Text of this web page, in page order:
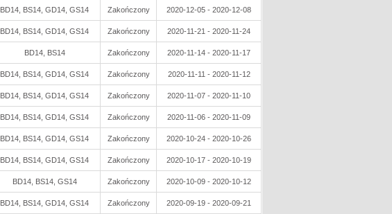
BD14, BS14, GD14, GS14 Zakończony 2020-12-05 - 2020-12-08
BD14, BS14, GD14, GS14 Zakończony 2020-11-21 - 2020-11-24
BD14, BS14 Zakończony 2020-11-14 - 2020-11-17
BD14, BS14, GD14, GS14 Zakończony 2020-11-11 - 2020-11-12
BD14, BS14, GD14, GS14 Zakończony 2020-11-07 - 2020-11-10
BD14, BS14, GD14, GS14 Zakończony 2020-11-06 - 2020-11-09
BD14, BS14, GD14, GS14 Zakończony 2020-10-24 - 2020-10-26
BD14, BS14, GD14, GS14 Zakończony 2020-10-17 - 2020-10-19
BD14, BS14, GS14 Zakończony 2020-10-09 - 2020-10-12
BD14, BS14, GD14, GS14 Zakończony 2020-09-19 - 2020-09-21